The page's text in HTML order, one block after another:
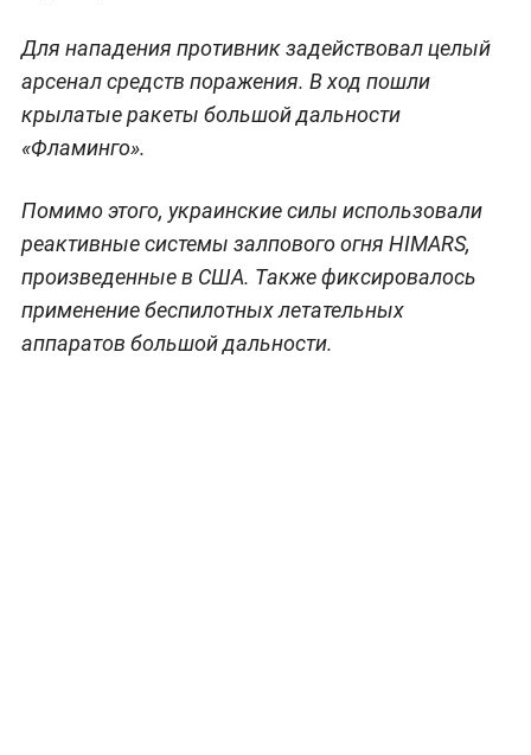
Для нападения противник задействовал целый
арсенал средств поражения. В ход пошли
крылатые ракеты большой дальности
«Фламинго».
Помимо этого, украинские силы использовали
реактивные системы залпового огня HIMARS,
произведенные в США. Также фиксировалось
применение беспилотных летательных
аппаратов большой дальности.